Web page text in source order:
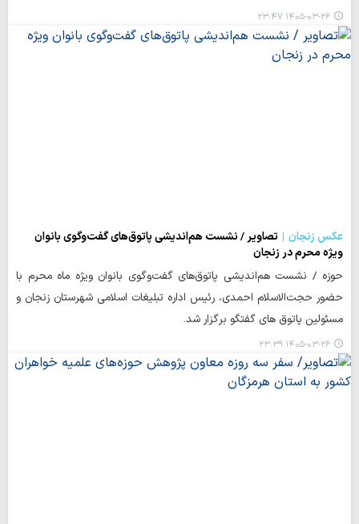
۱۴۰۵-۰۳-۲۶ ۲۳:۴۷
عکس زنجان
تصاویر / نشست هم‌اندیشی پاتوق‌های گفت‌وگوی بانوان
ویژه محرم در زنجان
حوزه / نشست هم‌اندیشی پاتوق‌های گفت‌وگوی بانوان ویژه ماه محرم با
حضور حجت‌الاسلام احمدی، رئیس اداره تبلیغات اسلامی شهرستان زنجان و
مسئولین پاتوق های گفتگو برگزار شد.
۱۴۰۵-۰۳-۲۶ ۲۳:۳۹